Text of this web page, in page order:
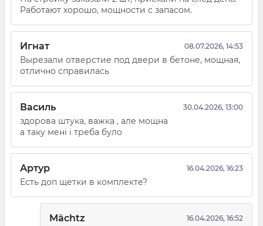
Работают хорошо, мощности с запасом.
Игнат 08.07.2026, 14:53
Вырезали отверстие под двери в бетоне, мощная,
отлично справилась
Василь 30.04.2026, 13:00
здорова штука, важка , але мощна
а таку мені і треба було
Артур 16.04.2026, 16:23
Есть доп щетки в комплекте?
Mächtz 16.04.2026, 16:52